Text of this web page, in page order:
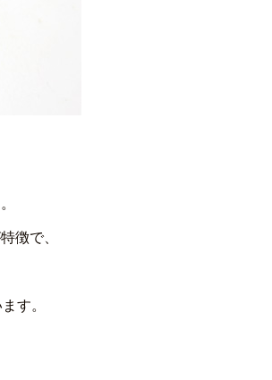
徴で、
す。